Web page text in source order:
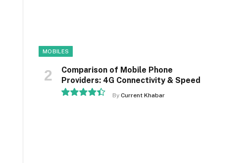
MOBILES
Comparison of Mobile Phone
Providers: 4G Connectivity & Speed
By Current Khabar